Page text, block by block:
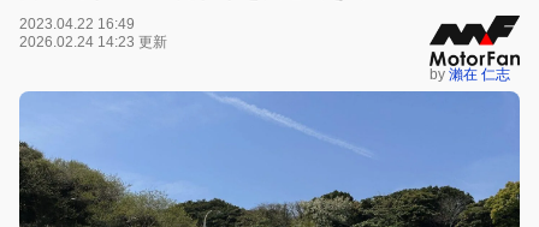
2023.04.22 16:49
2026.02.24 14:23 更新
by 瀨在 仁志